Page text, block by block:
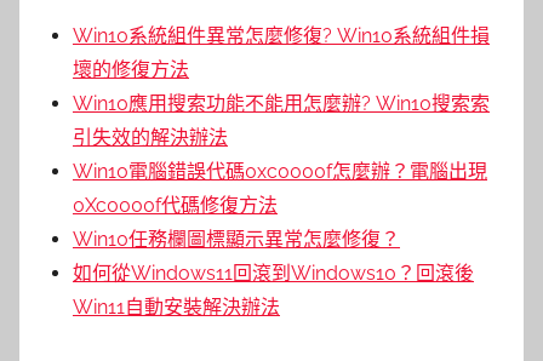
Win10系統組件異常怎麼修復? Win10系統組件損
壞的修復方法
Win10應用搜索功能不能用怎麼辦? Win10搜索索
引失效的解決辦法
Win10電腦錯誤代碼0xc0000f怎麼辦？電腦出現
0Xc0000f代碼修復方法
Win10任務欄圖標顯示異常怎麼修復？
如何從Windows11回滾到Windows10？回滾後
Win11自動安裝解決辦法